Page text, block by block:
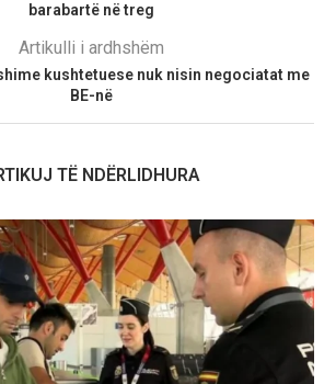
barabartë në treg
Artikulli i ardhshëm
kushtetuese nuk nisin negociatat me
BE-në
TË NDËRLIDHURA